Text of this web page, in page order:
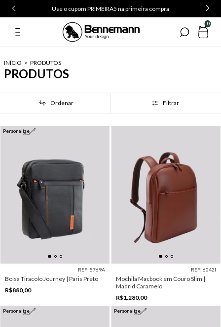
Use o cupom PRIMEIRA5 na primeira compra
0
INÍCIO > PRODUTOS
PRODUTOS
Ordenar Filtrar
Personalize
REF: 5769A
Bolsa Tiracolo Journey | Paris Preto
R$880,00
REF: 6042I
Mochila Macbook em Couro Slim |
Madrid Caramelo
R$1.280,00
Personalize Personalize